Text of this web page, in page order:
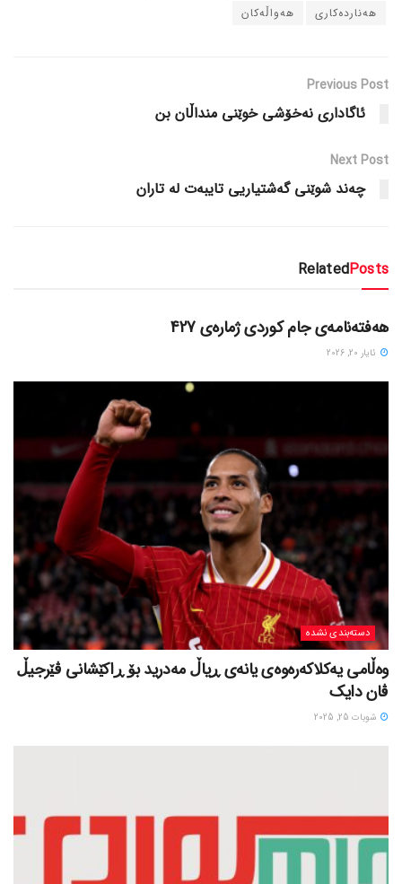
هه‌نارده‌کاری
هه‌واڵه‌کان
Previous Post
ئاگاداری نه‌خۆشی خوێنی منداڵان بن
Next Post
چەند شوێنی گەشتیاریی تایبەت لە تاران
RelatedPosts
دسته‌بندی نشده
هەفتەنامەی جام کوردی ژمارەی 427
ئایار 20, 2026
دسته‌بندی نشده
وەڵامی یەکلاکەرەوەی یانەی ڕیاڵ مەدرید بۆ ڕاکێشانی ڤێرجیڵ
ڤان دایک
شوبات 25, 2025